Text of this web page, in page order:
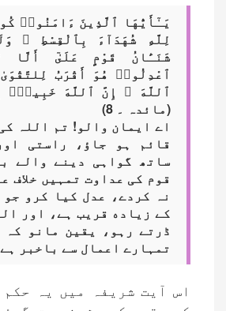
يَـٰٓأَيُّهَا ٱلَّذِينَ ءَامَنُوا۟
لِلَّهِ شُهَدَآءَ بِٱلْقِسْطِ
شَنَـَٔانُ قَوْمٍ عَلَىٰٓ
ٱعْدِلُوا۟ هُوَ أَقْرَبُ
ٱللَّهَ ۚ إِنَّ ٱللَّهَ خَبِيرٌۢ
(مائدہ ۔ 8)
اے ایمان والو! تم اللہ
قائم ہو جاؤ، راستی
ساتھ گواہی دینے والے
قوم کی عداوت تمہیں خلاف
نہ کردے، عدل کیا کرو
کے زیاده قریب ہے، اور
ڈرتے رہو، یقین مانو کہ
تمہارے اعمال سے باخبر
اس آیت شریفہ میں یہ حکم